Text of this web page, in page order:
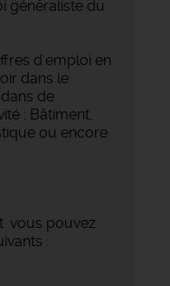
généraliste du
d'emploi en
dans le
de
: Bâtiment,
ou encore
vous pouvez
: